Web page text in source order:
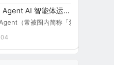
Hermes Agent AI 智能体运行引擎
（常被圈内简称「爱马仕 Agent